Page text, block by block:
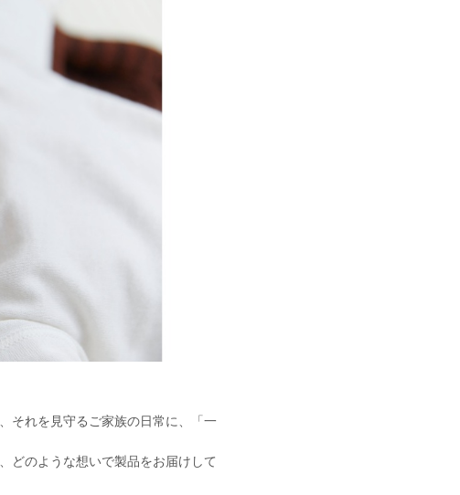
それを見守るご家族の日常に、「一
どのような想いで製品をお届けして